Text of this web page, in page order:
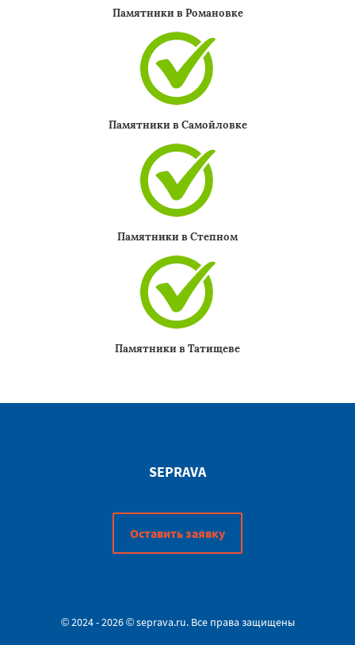
Памятники в Романовке
Памятники в Самойловке
Памятники в Степном
Памятники в Татищеве
SEPRAVA
Оставить заявку
© 2024 - 2026 © seprava.ru. Все права защищены